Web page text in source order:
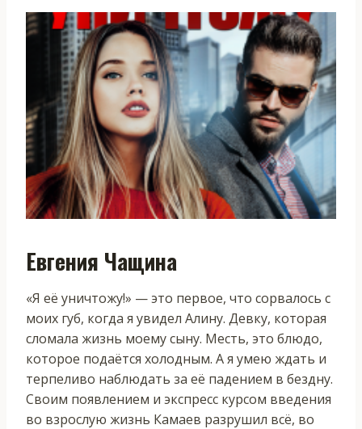
Евгения Чащина
«Я её уничтожу!» — это первое, что сорвалось с
моих губ, когда я увидел Алину. Девку, которая
сломала жизнь моему сыну. Месть, это блюдо,
которое подаётся холодным. А я умею ждать и
терпеливо наблюдать за её падением в бездну.
Своим появлением и экспресс курсом введения
во взрослую жизнь Камаев разрушил всё, во